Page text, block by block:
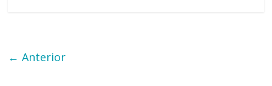
← Anterior